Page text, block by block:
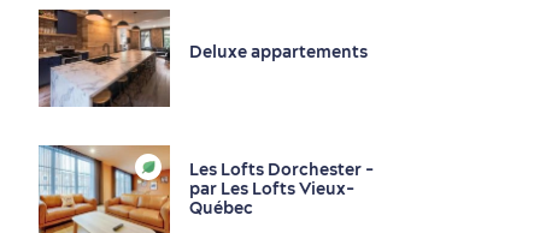
Deluxe appartements
Les Lofts Dorchester -
par Les Lofts Vieux-
Québec